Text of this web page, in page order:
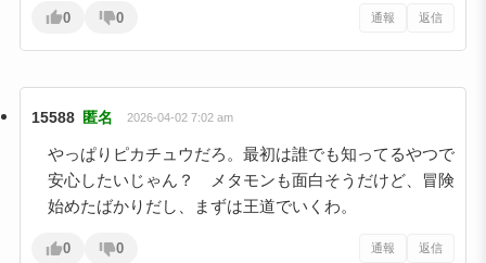
0 0 通報 返信
15588 匿名 2026-04-02 7:02 am
やっぱりピカチュウだろ。最初は誰でも知ってるやつで
安心したいじゃん？ メタモンも面白そうだけど、冒険
始めたばかりだし、まずは王道でいくわ。
0 0 通報 返信